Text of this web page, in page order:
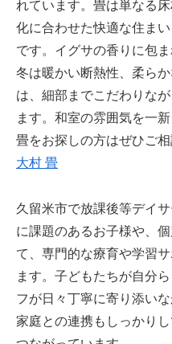
れています。畳は単なる
化に合わせた快適な住ま
です。イグサの香りに包
冬は暖かい断熱性、柔ら
は、細部までこだわりな
ます。和室の雰囲気を一
畳をお探しの方はぜひご相
大村 畳
久留米市で放課後等デイ
に課題のあるお子様や、
て、専門的な療育や学習
ます。子どもたちが自分
フが日々丁寧に寄り添い
家庭との連携もしっかり